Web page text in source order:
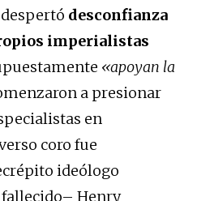
desconfianza
imperialistas
«apoyan la
a presionar
en
coro fue
ideólogo
Henry